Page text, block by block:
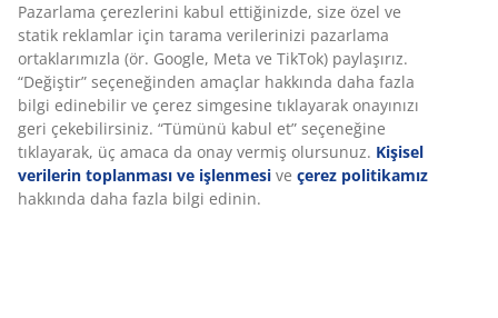
Heykelsi, soyut şekilli ve yansıtıcı krom kaplamalı
mumluk. Bu modern parça, farklı yüksekliklerde üç adet
tutucuya sahiptir ve kendi başına da güzel duran, göz
alıcı bir dekoratif ürün oluşturur. G14 x U15 x Y14 cm
SKU: 4912859
Pazarlama çerezlerini kabul ettiğinizde, size özel ve
statik reklamlar için tarama verilerinizi pazarlama
ortaklarımızla (ör. Google, Meta ve TikTok) paylaşırız.
“Değiştir” seçeneğinden amaçlar hakkında daha fazla
bilgi edinebilir ve çerez simgesine tıklayarak onayınızı
geri çekebilirsiniz. “Tümünü kabul et” seçeneğine
tıklayarak, üç amaca da onay vermiş olursunuz. Kişisel
verilerin toplanması ve işlenmesi ve çerez politikamız
hakkında daha fazla bilgi edinin.